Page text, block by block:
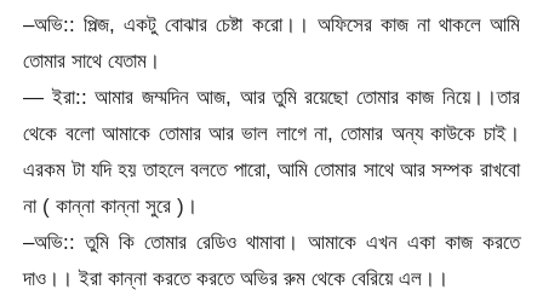
–অভি:: পিল্জ, একটু বোঝার চেষ্টা করো।। অফিসের কাজ না থাকলে আমি
তোমার সাথে যেতাম।
— ইরা:: আমার জম্মদিন আজ, আর তুমি রয়েছো তোমার কাজ নিয়ে।।তার
থেকে বলো আমাকে তোমার আর ভাল লাগে না, তোমার অন্য কাউকে চাই।
এরকম টা যদি হয় তাহলে বলতে পারো, আমি তোমার সাথে আর সম্পক রাখবো
না ( কান্না কান্না সুরে )।
–অভি:: তুমি কি তোমার রেডিও থামাবা। আমাকে এখন একা কাজ করতে
দাও।। ইরা কান্না করতে করতে অভির রুম থেকে বেরিয়ে এল।।